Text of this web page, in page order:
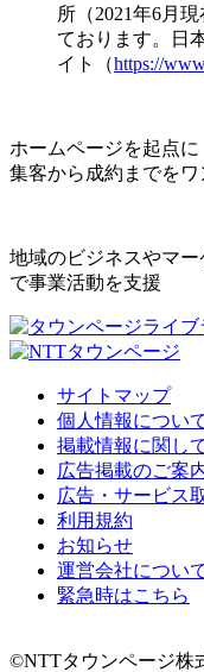
所（2021年6月
ております。日
イト（https://
ホームページを起点に
集客から成約までを
地域のビジネスやマ
で事業活動を支援
サイトマップ
個人情報につい
掲載情報に関し
広告掲載のご案
広告・サービス
利用規約
お知らせ
運営会社につい
緊急時はこちら
©NTTタウンページ株